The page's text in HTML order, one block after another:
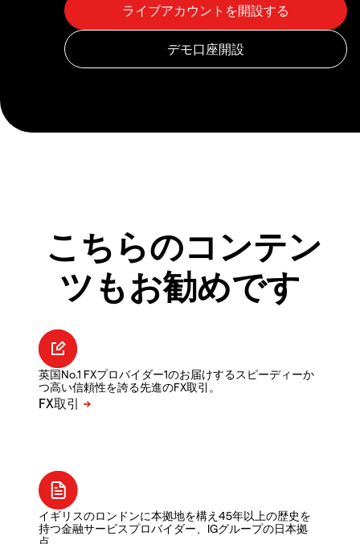
こちらのコンテン
ツもお勧めです
英国No.1 FXプロバイダー1のお届けするスピーディーか
つ高い信頼性を誇る先進のFX取引。
イギリスのロンドンに本拠地を構え45年以上の歴史を
持つ金融サービスプロバイダー、IGグループの日本拠